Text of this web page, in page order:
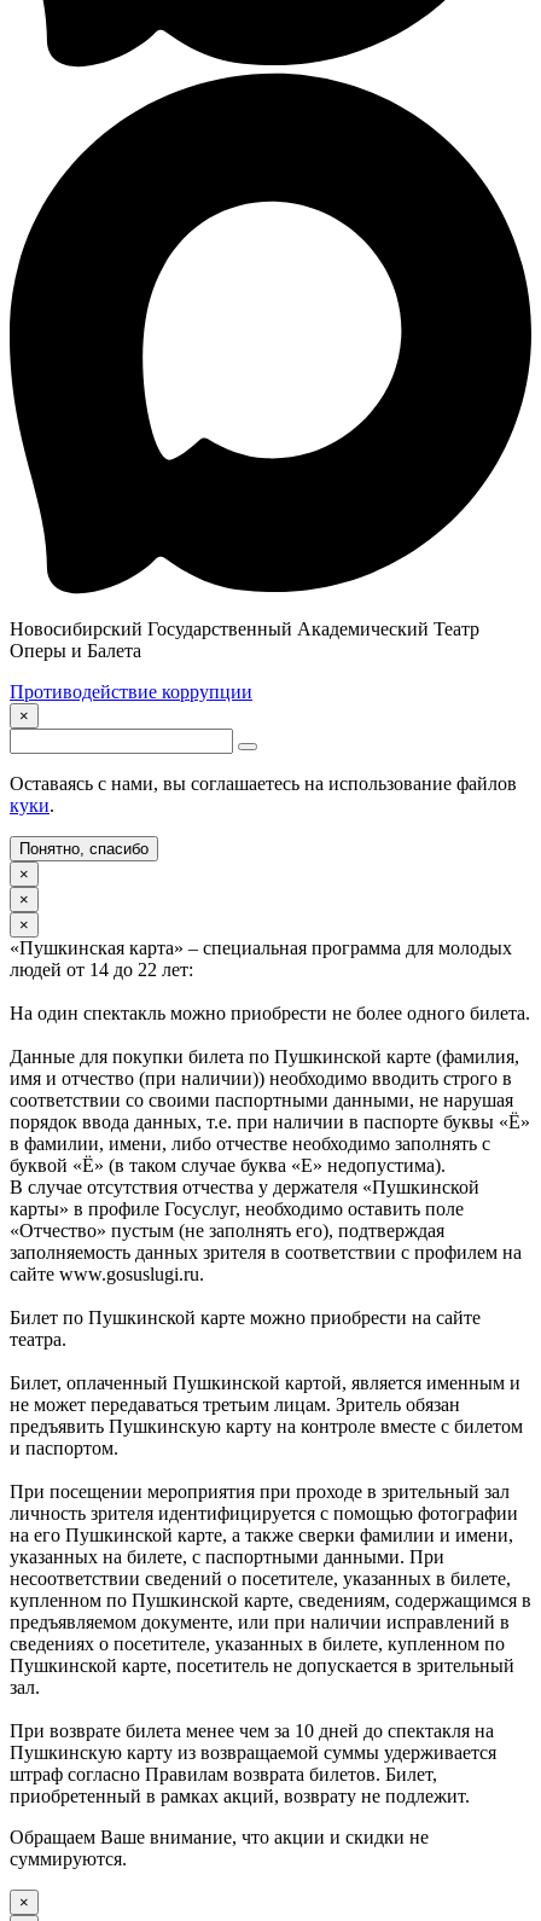
Новосибирский Государственный Академический Театр
Оперы и Балета
Противодействие коррупции
×
Оставаясь с нами, вы соглашаетесь на использование файлов
куки.
Понятно, спасибо
×
×
×
«Пушкинская карта» – специальная программа для молодых
людей от 14 до 22 лет:
На один спектакль можно приобрести не более одного билета.
Данные для покупки билета по Пушкинской карте (фамилия,
имя и отчество (при наличии)) необходимо вводить строго в
соответствии со своими паспортными данными, не нарушая
порядок ввода данных, т.е. при наличии в паспорте буквы «Ё»
в фамилии, имени, либо отчестве необходимо заполнять с
буквой «Ё» (в таком случае буква «Е» недопустима).
В случае отсутствия отчества у держателя «Пушкинской
карты» в профиле Госуслуг, необходимо оставить поле
«Отчество» пустым (не заполнять его), подтверждая
заполняемость данных зрителя в соответствии с профилем на
сайте www.gosuslugi.ru.
Билет по Пушкинской карте можно приобрести на сайте
театра.
Билет, оплаченный Пушкинской картой, является именным и
не может передаваться третьим лицам. Зритель обязан
предъявить Пушкинскую карту на контроле вместе с билетом
и паспортом.
При посещении мероприятия при проходе в зрительный зал
личность зрителя идентифицируется с помощью фотографии
на его Пушкинской карте, а также сверки фамилии и имени,
указанных на билете, с паспортными данными. При
несоответствии сведений о посетителе, указанных в билете,
купленном по Пушкинской карте, сведениям, содержащимся в
предъявляемом документе, или при наличии исправлений в
сведениях о посетителе, указанных в билете, купленном по
Пушкинской карте, посетитель не допускается в зрительный
зал.
При возврате билета менее чем за 10 дней до спектакля на
Пушкинскую карту из возвращаемой суммы удерживается
штраф согласно Правилам возврата билетов. Билет,
приобретенный в рамках акций, возврату не подлежит.
Обращаем Ваше внимание, что акции и скидки не
суммируются.
×